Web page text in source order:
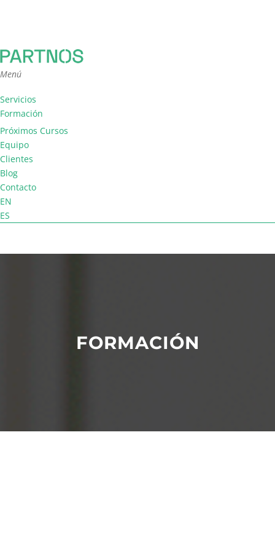
Menú
Servicios
Formación
Consultoría
Facilitación
Coaching de equipo
Próximos Cursos
Equipo
Clientes
Blog
Contacto
EN
ES
FORMACIÓN